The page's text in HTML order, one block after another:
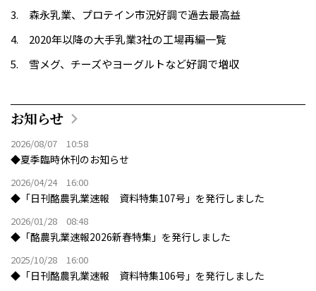
森永乳業、プロテイン市況好調で過去最高益
2020年以降の大手乳業3社の工場再編一覧
雪メグ、チーズやヨーグルトなど好調で増収
お知らせ
2026/08/07 10:58
◆夏季臨時休刊のお知らせ
2026/04/24 16:00
◆「日刊酪農乳業速報 資料特集107号」を発行しました
2026/01/28 08:48
◆「酪農乳業速報2026新春特集」を発行しました
2025/10/28 16:00
◆「日刊酪農乳業速報 資料特集106号」を発行しました